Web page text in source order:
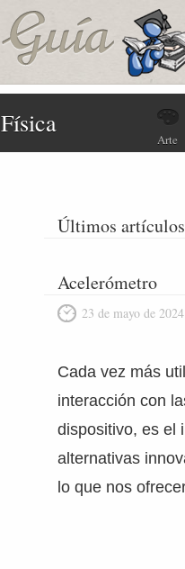
Física
Arte
Últimos
Acelerómetro
23 de mayo de 2024
Cada vez más
interacción con
dispositivo, es el
alternativas
lo que nos